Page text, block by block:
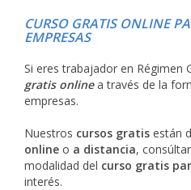
CURSO GRATIS ONLINE
EMPRESAS
Si eres trabajador en Régimen
gratis onlinea través de la
empresas.
Nuestros cursos gratis están
online o a distancia,
modalidad del curso gratis
interés.